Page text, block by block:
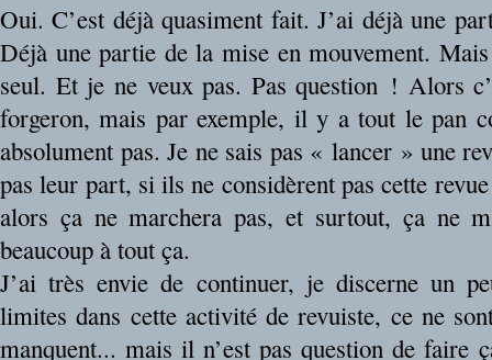
Oui. C’est déjà quasiment fait. J’ai déjà une
Déjà une partie de la mise en mouvement.
seul. Et je ne veux pas. Pas question ! Alors
forgeron, mais par exemple, il y a tout le pan
absolument pas. Je ne sais pas « lancer » une
pas leur part, si ils ne considèrent pas cette
alors ça ne marchera pas, et surtout, ça ne
beaucoup à tout ça.
J’ai très envie de continuer, je discerne un
limites dans cette activité de revuiste, ce ne
manquent... mais il n’est pas question de faire